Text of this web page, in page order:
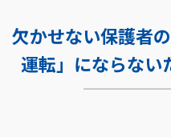
欠かせない保護者
運転」にならない